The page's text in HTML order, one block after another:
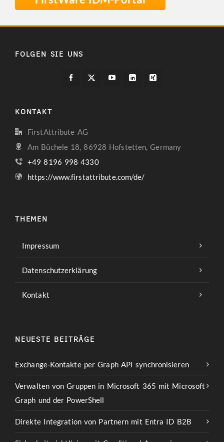
FOLGEN SIE UNS
KONTAKT
FirstAttribute AG
Am Büchele 18, 86928 Hofstetten, Germany
+49 8196 998 4330
https://www.firstattribute.com/de/
THEMEN
Impressum
Datenschutzerklärung
Kontakt
NEUESTE BEITRÄGE
Exchange-Kontakte per Graph API synchronisieren
Verwalten von Gruppen in Microsoft 365 mit Microsoft
Graph und der PowerShell
Direkte Integration von Partnern mit Entra ID B2B